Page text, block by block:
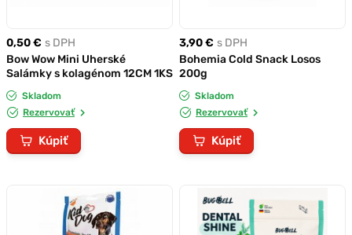
0,50 € s DPH
Bow Wow Mini Uherské
Salámky s kolagénom 12CM 1KS
Skladom
Rezervovať
Kúpiť
3,90 € s DPH
Bohemia Cold Snack Losos
200g
Skladom
Rezervovať
Kúpiť